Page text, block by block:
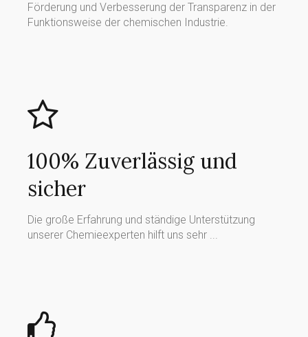
Förderung und Verbesserung der Transparenz in der
Funktionsweise der chemischen Industrie.
100% Zuverlässig und
sicher
Die große Erfahrung und ständige Unterstützung
unserer Chemieexperten hilft uns sehr ...